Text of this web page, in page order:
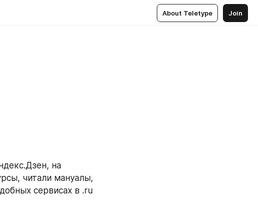
About Teletype Join
на
читали мануалы,
сервисах в .ru